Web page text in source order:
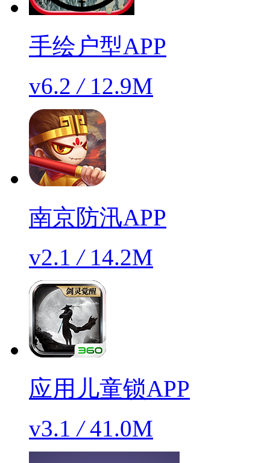
手绘户型APP
v6.2/12.9M
南京防汛APP
v2.1/14.2M
应用儿童锁APP
v3.1/41.0M